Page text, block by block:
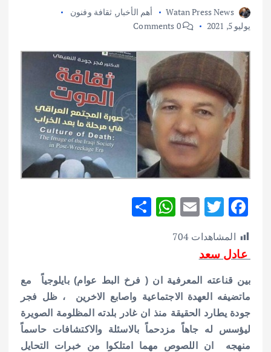
Watan Press News أهم الأخبار, ثقافة وفنون
يوليو 5, 2021
0 Comments
F
ac
e
b
o
o
k
T
w
it
te
r
E
ai
W
A
p
p
المشاهدات 704
عادل سعد
بين قناعته المعرفية ان ( فرخ البط عوام) بايلوجياً مع
ماتضيفه العهدة الاجتماعية واصابع الاخرين ، ظل فجر
جودة يطارد الحقيقة منذ ان غادر بلدته المظلومة الصويرة
ليؤسس له جاهاً مزدحماً بالاسئلة والاكتشافات حاسماً
منهجه ان اللصوص مهما امتلكوا من خبرات التحايل